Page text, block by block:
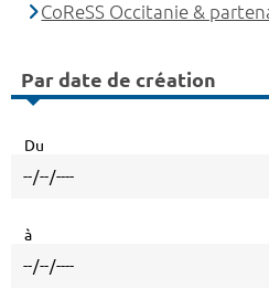
CoReSS Occitanie &
Par date de création
Du
à